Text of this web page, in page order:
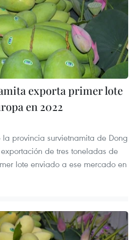
exporta primer lote
en 2022
la provincia survietnamita de Dong
de tres toneladas de
lote enviado a ese mercado en